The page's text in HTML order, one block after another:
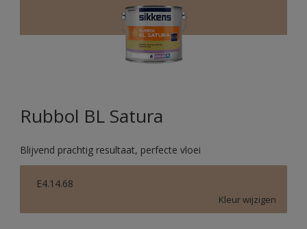
Rubbol BL Satura
Blijvend prachtig resultaat, perfecte vloei
E4.14.68
Kleur wijzigen